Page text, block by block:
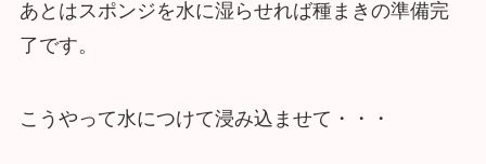
あとはスポンジを水に湿らせれば種まきの準備完
了です。
こうやって水につけて浸み込ませて・・・